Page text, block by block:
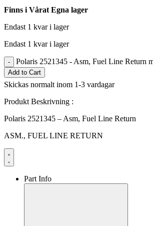
Finns i Vårat Egna lager
Endast 1 kvar i lager
Endast 1 kvar i lager
- Polaris 2521345 - Asm, Fuel Line Return
Add to Cart
Skickas normalt inom 1-3 vardagar
Produkt Beskrivning :
Polaris 2521345 – Asm, Fuel Line Return
ASM., FUEL LINE RETURN
Part Info